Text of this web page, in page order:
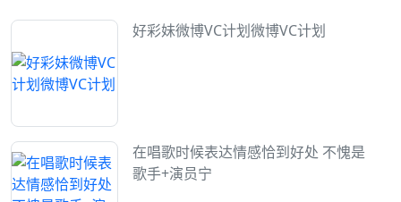
好彩妹微博VC计划微博VC计划
在唱歌时候表达情感恰到好处 不愧是
歌手+演员宁